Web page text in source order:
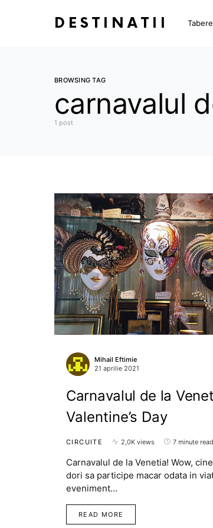
DESTINATII
BROWSING TAG
carnavalul
1 post
Mihail Eftimie
21 aprilie 2021
Carnavalul de la
Valentine’s Day
CIRCUITE 2,0K views 7 minute read
Carnavalul de la Venetia! Wow,
dori sa participe macar odata in
eveniment…
READ MORE